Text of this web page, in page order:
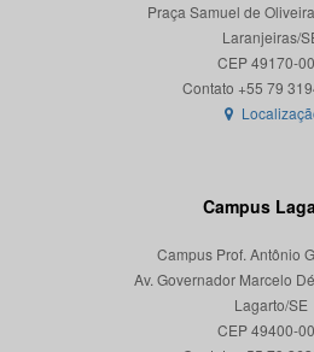
Praça Samuel de
Laranjeiras/
CEP 49170-
Campus
Campus Prof. Antônio
Av. Governador Marcelo
Lagarto/SE
CEP 49400-